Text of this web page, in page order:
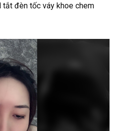
đèn tốc váy khoe chem